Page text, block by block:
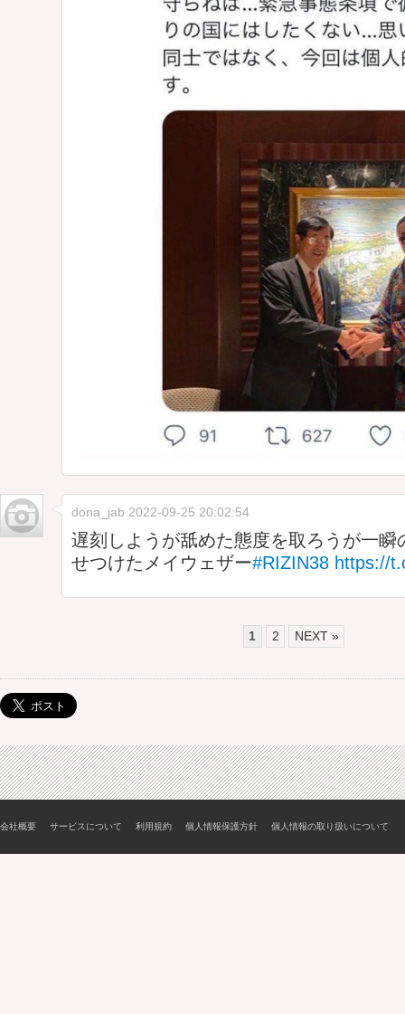
dona_jab 2022-09-25 20:02:54
遅刻しようが舐めた態度を取ろうが一瞬
せつけたメイウェザー#RIZIN38 https://
1 2 NEXT »
会社概要 サービスについて 利用規約 個人情報保護方針 個人情報の取り扱いについて